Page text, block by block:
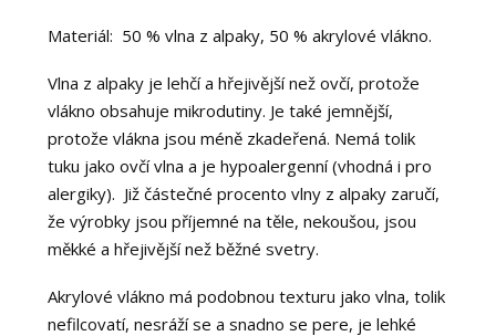
Materiál: 50 % vlna z alpaky, 50 % akrylové vlákno.
Vlna z alpaky je lehčí a hřejivější než ovčí, protože
vlákno obsahuje mikrodutiny. Je také jemnější,
protože vlákna jsou méně zkadeřená. Nemá tolik
tuku jako ovčí vlna a je hypoalergenní (vhodná i pro
alergiky). Již částečné procento vlny z alpaky zaručí,
že výrobky jsou příjemné na těle, nekoušou, jsou
měkké a hřejivější než běžné svetry.
Akrylové vlákno má podobnou texturu jako vlna, tolik
nefilcovatí, nesráží se a snadno se pere, je lehké